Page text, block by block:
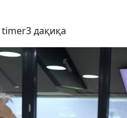
timer3 дақиқа